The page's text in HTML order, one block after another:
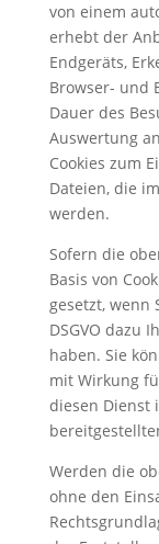
von einem
erhebt der
Endgeräts,
Browser- und
Dauer des
Auswertung
Cookies zum
Dateien, die
werden.
Sofern die
Basis von
gesetzt, wenn
DSGVO dazu
haben. Sie
mit Wirkung
diesen Dienst
Werden die
ohne den